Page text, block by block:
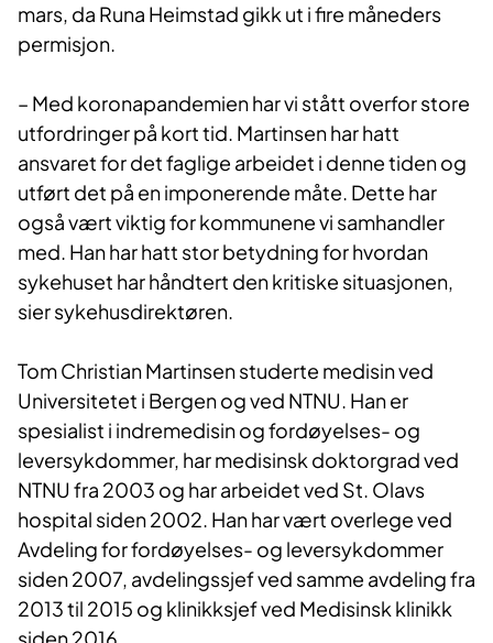
mars, da Runa Heimstad gikk ut i fire måneders
permisjon.
– Med koronapandemien har vi stått overfor store
utfordringer på kort tid. Martinsen har hatt
ansvaret for det faglige arbeidet i denne tiden og
utført det på en imponerende måte. Dette har
også vært viktig for kommunene vi samhandler
med. Han har hatt stor betydning for hvordan
sykehuset har håndtert den kritiske situasjonen,
sier sykehusdirektøren.
Tom Christian Martinsen studerte medisin ved
Universitetet i Bergen og ved NTNU. Han er
spesialist i indremedisin og fordøyelses- og
leversykdommer, har medisinsk doktorgrad ved
NTNU fra 2003 og har arbeidet ved St. Olavs
hospital siden 2002. Han har vært overlege ved
Avdeling for fordøyelses- og leversykdommer
siden 2007, avdelingssjef ved samme avdeling fra
2013 til 2015 og klinikksjef ved Medisinsk klinikk